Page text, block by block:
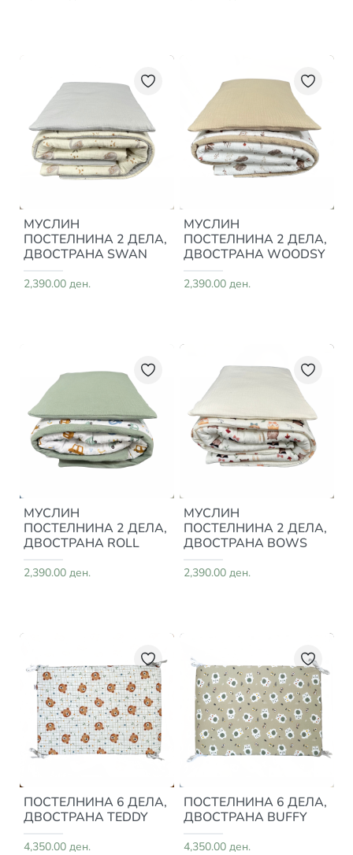
МУСЛИН
ПОСТЕЛНИНА 2 ДЕЛА,
ДВОСТРАНА SWAN
2,390.00 ден.
МУСЛИН
ПОСТЕЛНИНА 2 ДЕЛА,
ДВОСТРАНА WOODSY
2,390.00 ден.
МУСЛИН
ПОСТЕЛНИНА 2 ДЕЛА,
ДВОСТРАНА ROLL
2,390.00 ден.
МУСЛИН
ПОСТЕЛНИНА 2 ДЕЛА,
ДВОСТРАНА BOWS
2,390.00 ден.
ПОСТЕЛНИНА 6 ДЕЛА,
ДВОСТРАНА TEDDY
4,350.00 ден.
ПОСТЕЛНИНА 6 ДЕЛА,
ДВОСТРАНА BUFFY
4,350.00 ден.